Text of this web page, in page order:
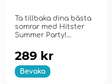
Ta tillbaka dina bästa
somrar med Hitster
Summer Party!
Bevaka
289 kr